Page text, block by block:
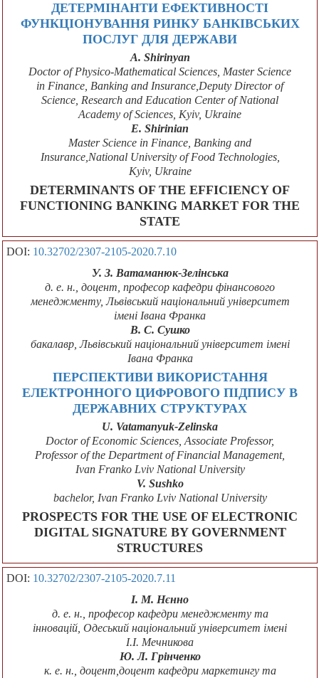
ДЕТЕРМІНАНТИ ЕФЕКТИВНОСТІ
ФУНКЦІОНУВАННЯ РИНКУ БАНКІВСЬКИХ
ПОСЛУГ ДЛЯ ДЕРЖАВИ
A. Shirinyan
Doctor of Physico-Mathematical Sciences, Master Science
in Finance, Banking and Insurance,Deputy Director of
Science, Research and Education Center of National
Academy of Sciences, Kyiv, Ukraine
E. Shirinian
Master Science in Finance, Banking and
Insurance,National University of Food Technologies,
Kyiv, Ukraine
DETERMINANTS OF THE EFFICIENCY OF
FUNCTIONING BANKING MARKET FOR THE
STATE
DOI: 10.32702/2307-2105-2020.7.10
У. З. Ватаманюк-Зелінська
д. е. н., доцент, професор кафедри фінансового
менеджменту, Львівський національний університет
імені Івана Франка
В. С. Сушко
бакалавр, Львівський національний університет імені
Івана Франка
ПЕРСПЕКТИВИ ВИКОРИСТАННЯ
ЕЛЕКТРОННОГО ЦИФРОВОГО ПІДПИСУ В
ДЕРЖАВНИХ СТРУКТУРАХ
U. Vatamanyuk-Zelinska
Doctor of Economic Sciences, Associate Professor,
Professor of the Department of Financial Management,
Ivan Franko Lviv National University
V. Sushko
bachelor, Ivan Franko Lviv National University
PROSPECTS FOR THE USE OF ELECTRONIC
DIGITAL SIGNATURE BY GOVERNMENT
STRUCTURES
DOI: 10.32702/2307-2105-2020.7.11
І. М. Нєнно
д. е. н., професор кафедри менеджменту та
інновацій, Одеський національний університет імені
І.І. Мечникова
Ю. Л. Грінченко
к. е. н., доцент,доцент кафедри маркетингу та